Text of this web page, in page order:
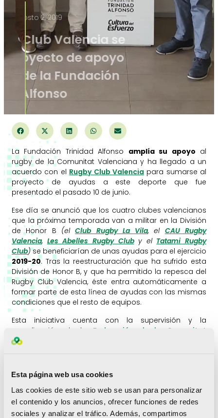
Esta página web usa cookies
Las cookies de este sitio web se usan para personalizar
el contenido y los anuncios, ofrecer funciones de redes
sociales y analizar el tráfico. Además, compartimos
agosto 2, 2019
El Rugby Club Valencia se
une al proyecto de apoyo
al rugby de la Fundación
Trinidad Alfonso
La Fundación Trinidad Alfonso amplía su apoyo al
rugby de la Comunitat Valenciana y ha llegado a un
acuerdo con el Rugby Club Valencia para sumarse al
proyecto de ayudas a este deporte que fue
presentado el pasado 10 de junio.
Ese día se anunció que los cuatro clubes valencianos
que la próxima temporada van a militar en la División
de Honor B (elClub Rugby La Vila, el CAU Rugby
Valencia, Les Abelles Rugby Cluby el Tatami Rugby
Club)se beneficiarían de unas ayudas para el ejercicio
2019-20. Tras la reestructuración que ha sufrido esta
División de Honor B, y que ha permitido la repesca del
Rugby Club Valencia, éste entra automáticamente a
formar parte de esta línea de ayudas con las mismas
condiciones que el resto de equipos.
Esta iniciativa cuenta con la supervisión y la
coordinación de la Federación de la Comunitat
Valenciana
del balón oval.
Con esta ayudas, cada club podrá fortalecer su
organigrama, apuntalar suestructura deportiva
invertir en la confección de unaplantilla más